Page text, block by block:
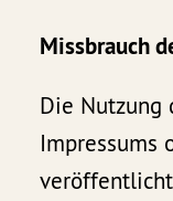
Missbrauch
Die Nutzung
Impressums